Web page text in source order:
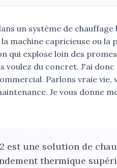
un système de
machine capricieuse ou la
qui explose loin des
voulez du concret. J'ai
Parlons vraie
Je vous donne
est une solution de
thermique